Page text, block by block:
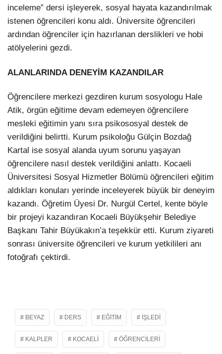
inceleme” dersi işleyerek, sosyal hayata kazandırılmak
istenen öğrencileri konu aldı. Üniversite öğrencileri
ardından öğrenciler için hazırlanan derslikleri ve hobi
atölyelerini gezdi.
ALANLARINDA DENEYİM KAZANDILAR
Öğrencilere merkezi gezdiren kurum sosyologu Hale
Atik, örgün eğitime devam edemeyen öğrencilere
mesleki eğitimin yanı sıra psikososyal destek de
verildiğini belirtti. Kurum psikoloğu Gülçin Bozdağ
Kartal ise sosyal alanda uyum sorunu yaşayan
öğrencilere nasıl destek verildiğini anlattı. Kocaeli
Üniversitesi Sosyal Hizmetler Bölümü öğrencileri eğitim
aldıkları konuları yerinde inceleyerek büyük bir deneyim
kazandı. Öğretim Üyesi Dr. Nurgül Certel, kente böyle
bir projeyi kazandıran Kocaeli Büyükşehir Belediye
Başkanı Tahir Büyükakın’a teşekkür etti. Kurum ziyareti
sonrası üniversite öğrencileri ve kurum yetkilileri anı
fotoğrafı çektirdi.
BEYAZ DERS EĞITIM IŞLEDI
KALPLER KOCAELI ÖĞRENCILERI